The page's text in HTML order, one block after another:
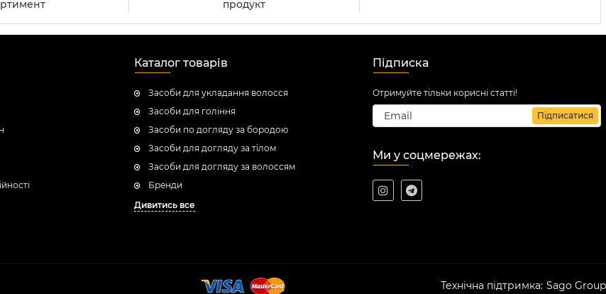
продукт
Каталог товарів
Засоби для укладання волосся
Засоби для гоління
Засоби по догляду за бородою
Засоби для догляду за тілом
Засоби для догляду за волоссям
Бренди
Дивитись все
Підписка
Отримуйте тільки корисні статті!
Підписатися
Ми у соцмережах:
Технічна підтримка: Sago Group